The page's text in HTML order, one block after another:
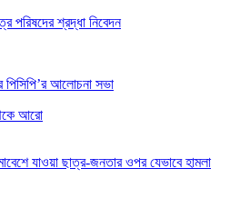
পরিষদের শ্রদ্ধা নিবেদন
পিসিপি’র আলোচনা সভা
আরো
যাওয়া ছাত্র-জনতার ওপর যেভাবে হামলা